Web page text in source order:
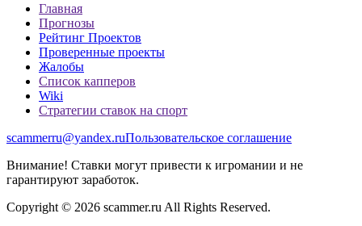
Главная
Прогнозы
Рейтинг Проектов
Проверенные проекты
Жалобы
Список капперов
Wiki
Стратегии ставок на спорт
scammerru@yandex.ruПользовательское соглашение
Внимание! Ставки могут привести к игромании и не
гарантируют заработок.
Copyright © 2026 scammer.ru All Rights Reserved.